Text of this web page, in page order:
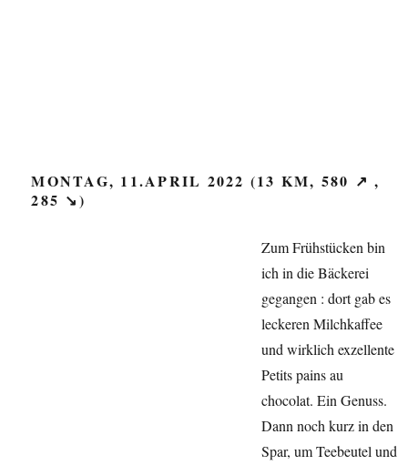
MONTAG, 11.APRIL 2022 (13 KM, 580 ↗ ,
285 ↘)
Zum Frühstücken bin
ich in die Bäckerei
gegangen : dort gab es
leckeren Milchkaffee
und wirklich exzellente
Petits pains au
chocolat. Ein Genuss.
Dann noch kurz in den
Spar, um Teebeutel und